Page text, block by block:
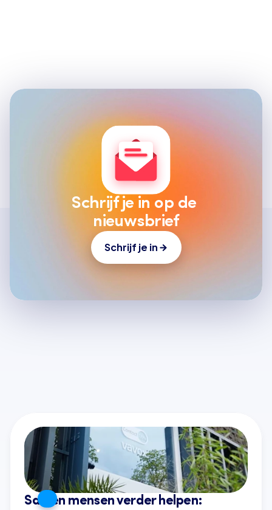
Schrijf je in op de
nieuwsbrief
Schrijf je in
Samen mensen verder helpen: